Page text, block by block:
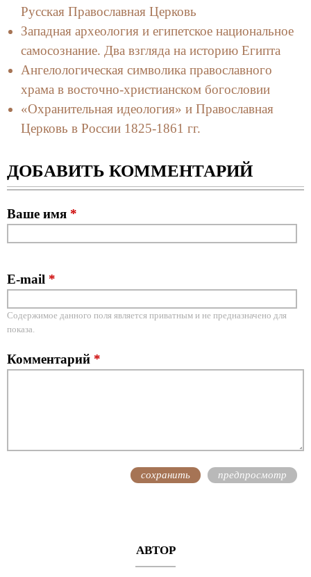
Русская Православная Церковь
Западная археология и египетское национальное
самосознание. Два взгляда на историю Египта
Ангелологическая символика православного
храма в восточно-христианском богословии
«Охранительная идеология» и Православная
Церковь в России 1825-1861 гг.
ДОБАВИТЬ КОММЕНТАРИЙ
Ваше имя *
E-mail *
Содержимое данного поля является приватным и не предназначено для
показа.
Комментарий *
АВТОР